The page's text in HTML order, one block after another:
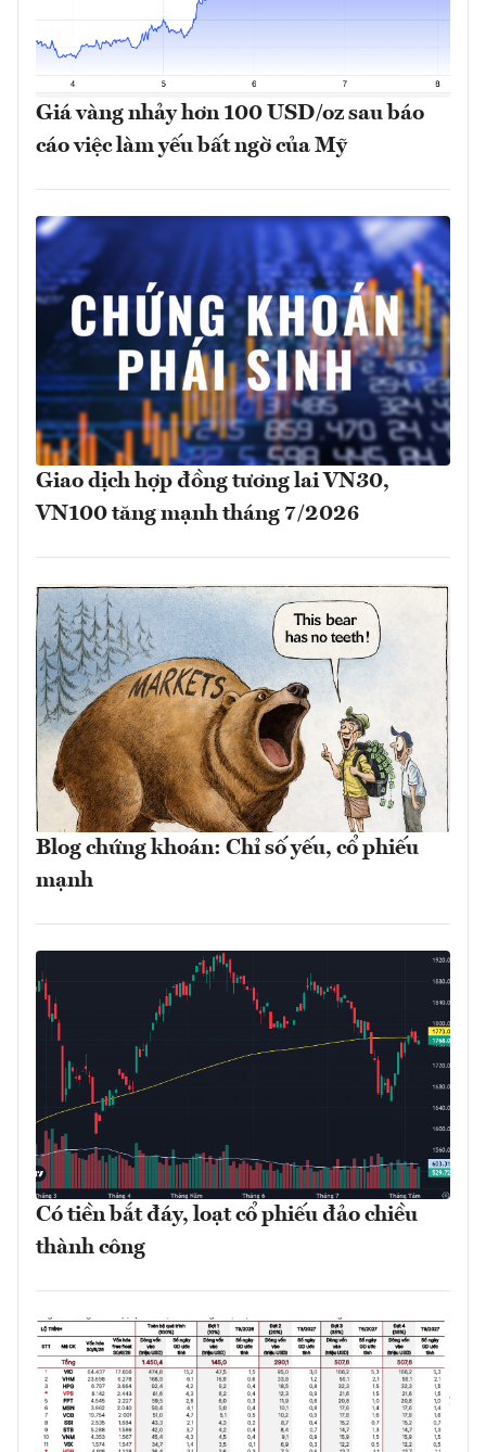
Giá vàng nhảy hơn 100 USD/oz sau báo
cáo việc làm yếu bất ngờ của Mỹ
Giao dịch hợp đồng tương lai VN30,
VN100 tăng mạnh tháng 7/2026
Blog chứng khoán: Chỉ số yếu, cổ phiếu
mạnh
Có tiền bắt đáy, loạt cổ phiếu đảo chiều
thành công